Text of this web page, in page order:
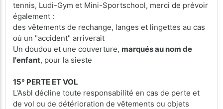
tennis, Ludi-Gym et Mini-Sportschool, merci de prévoir
également :
des vêtements de rechange, langes et lingettes au cas
où un "accident" arriverait
Un doudou et une couverture, marqués au nom de
l'enfant, pour la sieste
15° PERTE ET VOL
L'Asbl décline toute responsabilité en cas de perte et
de vol ou de détérioration de vêtements ou objets